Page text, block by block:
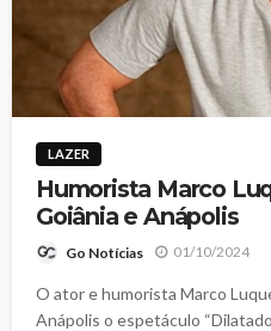
LAZER
Humorista Marco
Goiânia e Anápolis
Go Notícias 01/10/2024
O ator e humorista Marco
Anápolis o espetáculo